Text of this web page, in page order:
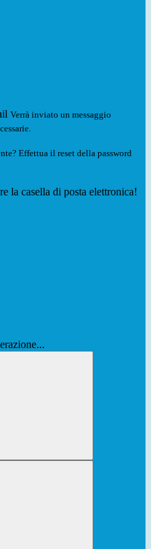
Verrà inviato un messaggio
Effettua il reset della password
la casella di posta elettronica!